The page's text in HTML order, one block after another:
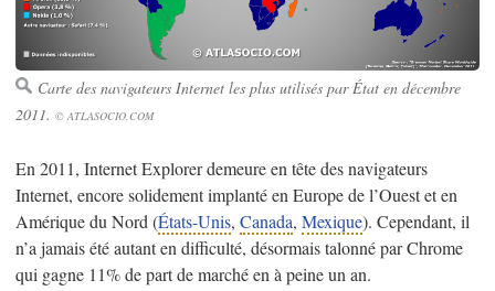
Carte des navigateurs Internet les plus utilisés par État en décembre
2011. © ATLASOCIO.COM
En 2011, Internet Explorer demeure en tête des navigateurs
Internet, encore solidement implanté en Europe de l’Ouest et en
Amérique du Nord (États-Unis, Canada, Mexique). Cependant, il
n’a jamais été autant en difficulté, désormais talonné par Chrome
qui gagne 11% de part de marché en à peine un an.